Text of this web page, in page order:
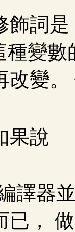
飾詞是
種變
改變。
果說
譯器
已，